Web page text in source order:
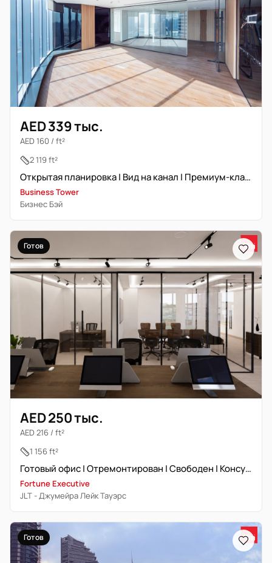
AED 339 тыс.
AED 160 / ft²
2 119 ft²
Открытая планировка | Вид на канал | Премиум-класс
Business Tower
Бизнес Бэй
Готов
AED 250 тыс.
AED 216 / ft²
1 156 ft²
Готовый офис | Отремонтирован | Свободен | Консультация
Fortune Executive
JLT - Джумейра Лейк Тауэрс
Готов